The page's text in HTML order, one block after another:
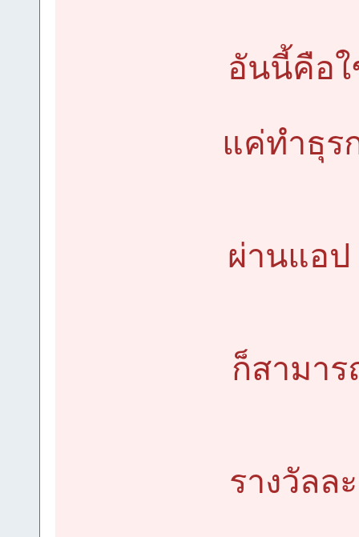
อันนี้คือใ
แค่ทำธุร
ผ่านแอป
ก็สามา
รางวัลล